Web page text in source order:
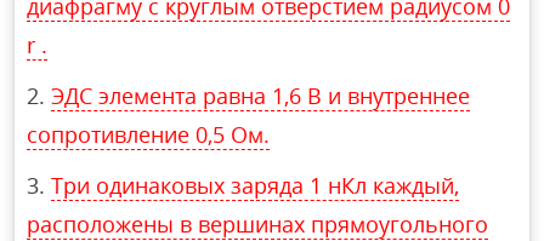
диафрагму с круглым отверстием радиусом 0
r .
ЭДС элемента равна 1,6 В и внутреннее
сопротивление 0,5 Ом.
Три одинаковых заряда 1 нКл каждый,
расположены в вершинах прямоугольного